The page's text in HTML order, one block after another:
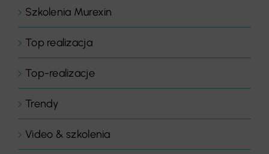
Szkolenia Murexin
Top realizacja
Top-realizacje
Trendy
Video & szkolenia